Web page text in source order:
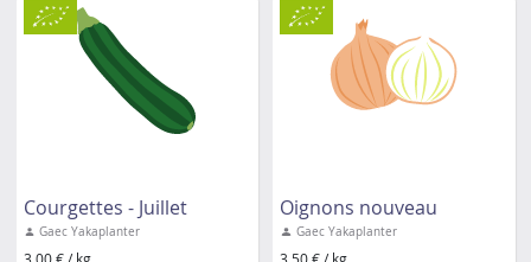
Courgettes - Juillet
Gaec Yakaplanter
Oignons nouveau
Gaec Yakaplanter